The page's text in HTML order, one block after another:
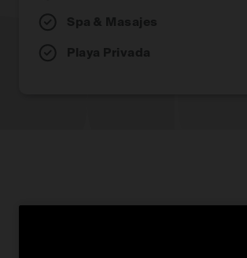
Spa & Masajes
Playa Privada